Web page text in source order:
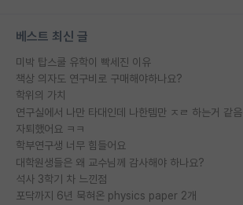
베스트 최신 글
미박 탑스쿨 유학이 빡세진 이유
책상 의자도 연구비로 구매해야하나요?
학위의 가치
연구실에서 나만 타대인데 나한템만 ㅈㄹ 하는거 같음
자퇴했어요 ㅋㅋ
학부연구생 너무 힘들어요
대학원생들은 왜 교수님께 감사해야 하나요?
석사 3학기 차 느낀점
포닥까지 6년 묵혀온 physics paper 2개